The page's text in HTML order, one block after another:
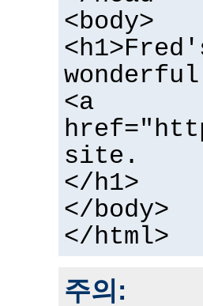
<body>
<a
site.
</h1>
</body>
</html>
주의: